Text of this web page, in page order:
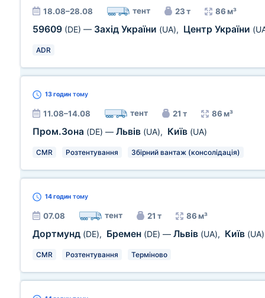
18.08–28.08 тент 23 т 86 м³
59609 (DE) — Захід України (UA), Центр України
ADR
13 годин тому
11.08–14.08 тент 21 т 86 м³
Пром.Зона (DE) — Львів (UA), Київ (UA)
CMR Розтентування Збірний вантаж (консолідація)
14 годин тому
07.08 тент 21 т 86 м³
Дортмунд (DE), Бремен (DE) — Львів (UA), Київ (UA)
CMR Розтентування Терміново